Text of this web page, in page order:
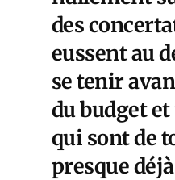
des
eussent au
se tenir
du budget
qui sont de
presque